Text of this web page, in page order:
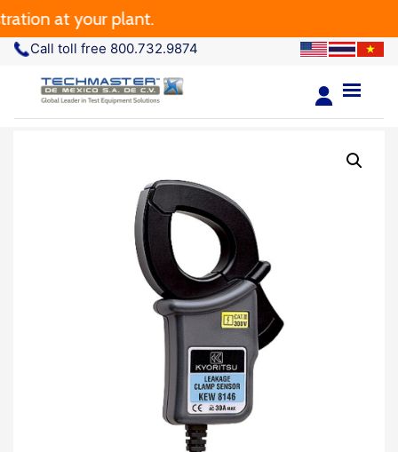
at your plant.
Call toll free 800.732.9874